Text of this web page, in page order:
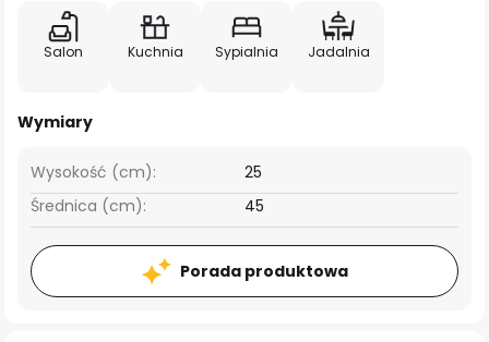
Salon Kuchnia Sypialnia Jadalnia
Wymiary
Wysokość (cm):
25
Średnica (cm):
45
Porada produktowa